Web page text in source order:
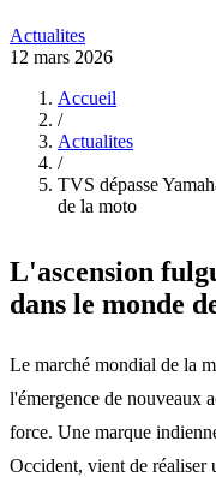
Actualites
12 mars 2026
Accueil
/
Actualites
/
TVS dépasse
de la moto
L'ascension
dans le monde
Le marché mondial de la
l'émergence de nouveaux
force. Une marque
Occident, vient de réaliser